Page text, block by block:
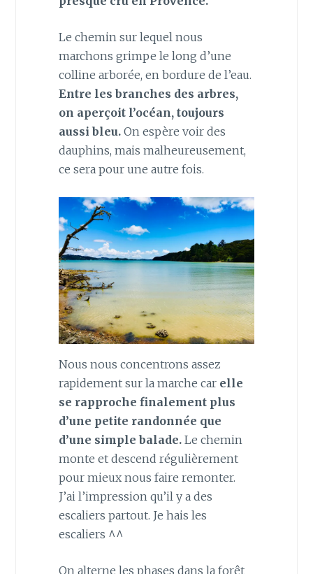
Le chemin sur lequel nous
marchons grimpe le long d’une
colline arborée, en bordure de l’eau.
Entre les branches des arbres,
on aperçoit l’océan, toujours
aussi bleu. On espère voir des
dauphins, mais malheureusement,
ce sera pour une autre fois.
Nous nous concentrons assez
rapidement sur la marche car elle
se rapproche finalement plus
d’une petite randonnée que
d’une simple balade. Le chemin
monte et descend régulièrement
pour mieux nous faire remonter.
J’ai l’impression qu’il y a des
escaliers partout. Je hais les
escaliers ^^
On alterne les phases dans la forêt